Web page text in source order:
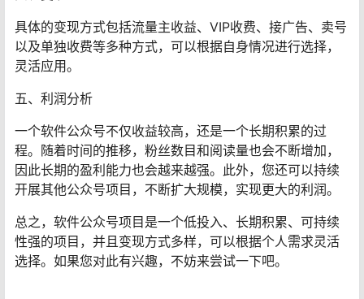
具体的变现方式包括流量主收益、VIP收费、接广告、卖号
以及单独收费等多种方式，可以根据自身情况进行选择，
灵活应用。
五、利润分析
一个软件公众号不仅收益较高，还是一个长期积累的过
程。随着时间的推移，粉丝数目和阅读量也会不断增加，
因此长期的盈利能力也会越来越强。此外，您还可以持续
开展其他公众号项目，不断扩大规模，实现更大的利润。
总之，软件公众号项目是一个低投入、长期积累、可持续
性强的项目，并且变现方式多样，可以根据个人需求灵活
选择。如果您对此有兴趣，不妨来尝试一下吧。